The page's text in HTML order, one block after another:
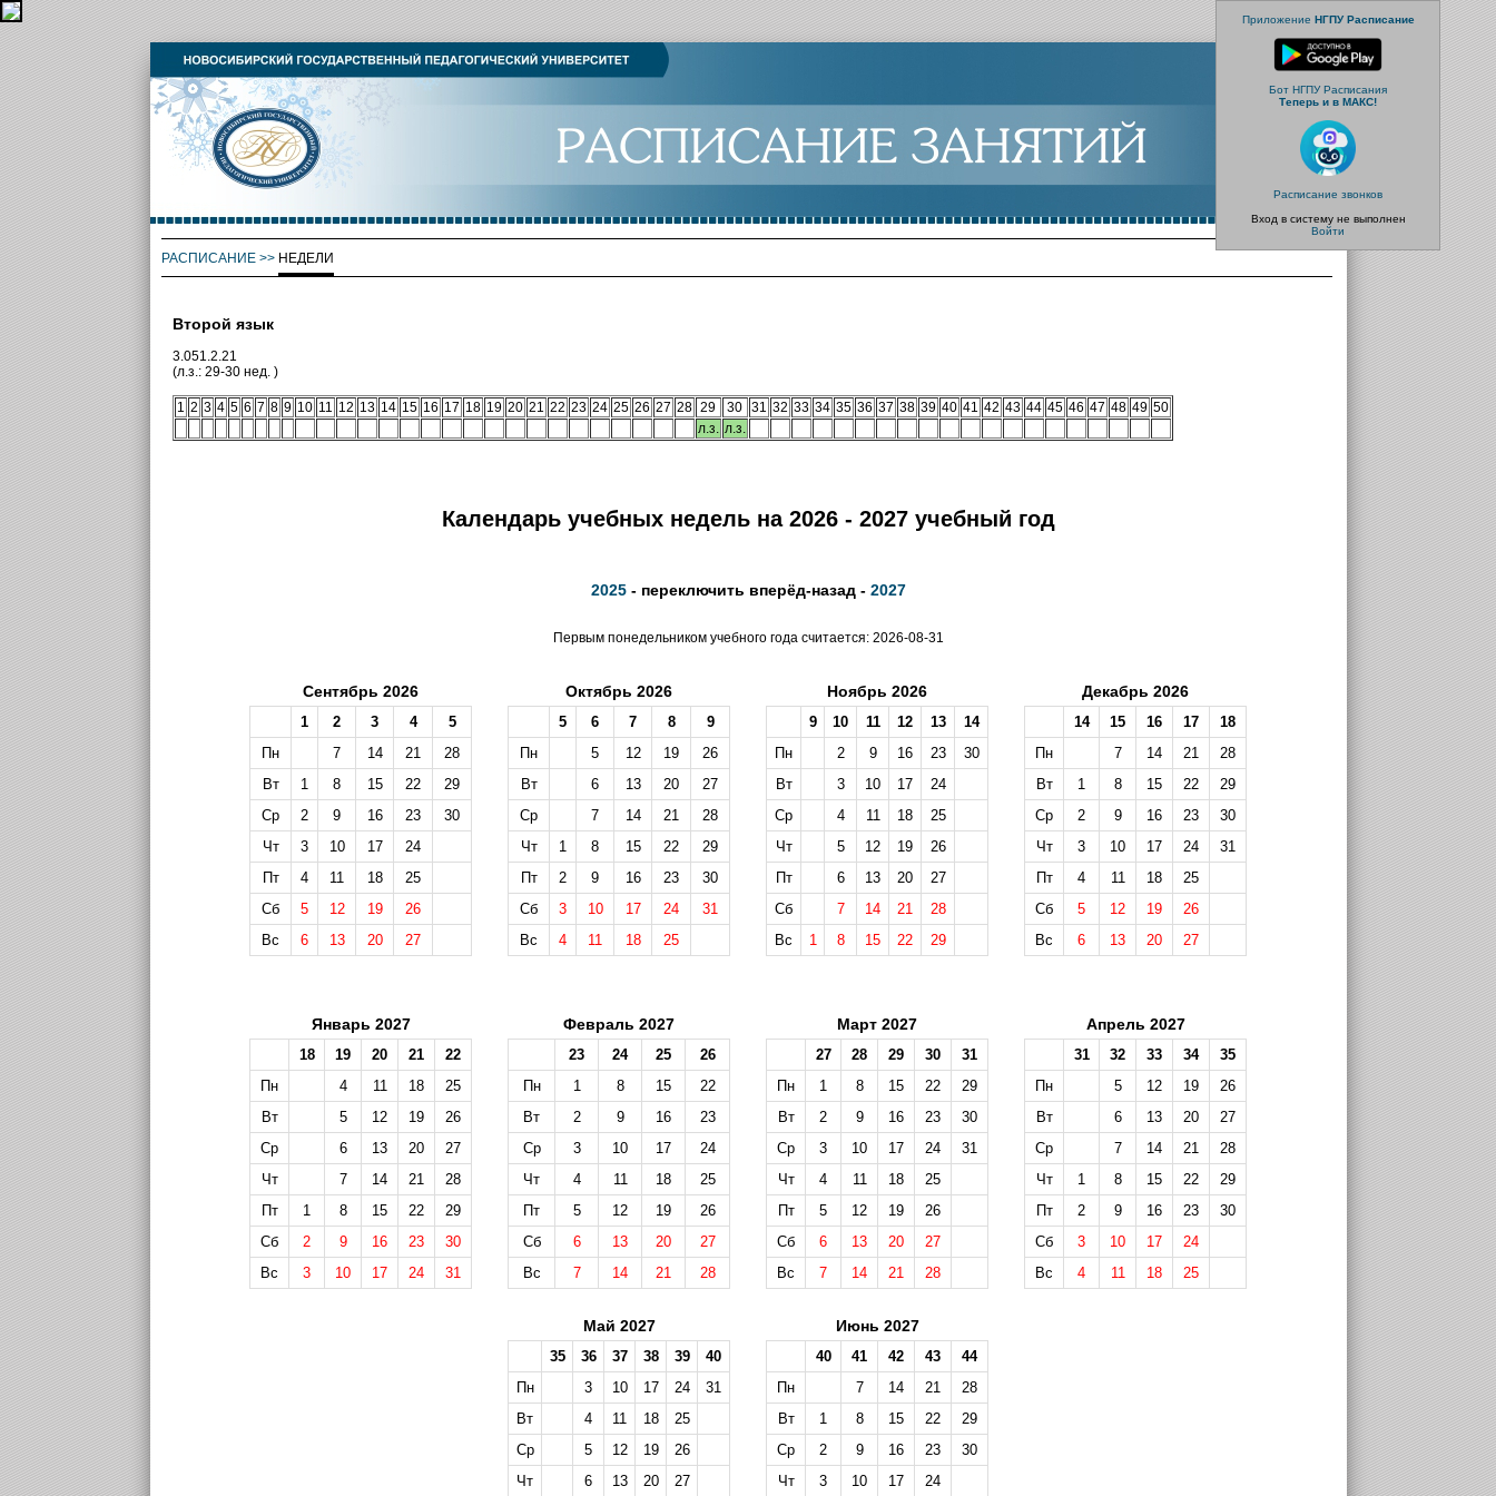
Приложение НГПУ Расписание
Бот НГПУ Расписания
Теперь и в МАКС!
Расписание звонков
Вход в систему не выполнен
Войти
РАСПИСАНИЕ>> НЕДЕЛИ
Второй язык
3.051.2.21
(л.з.: 29-30 нед. )
1 2 3 4 5 6 7 8 9 10 11 12 13 14 15 16 17 18 19 20 21 22 23 24 25 26 27 28 29 30 31 32 33 34 35 36 37 38 39 40 41 42 43 44 45 46 47 48 49 50
л.з. л.з.
Календарь учебных недель на 2026 - 2027 учебный год
2025- переключить вперёд-назад - 2027
Первым понедельником учебного года считается: 2026-08-31
Сентябрь 2026
1 2 3 4
5
Пн
7 14 21
28
Вт
1 8 15 22
29
Ср
2 9 16 23
30
Чт
3 10 17
24
Пт
4 11 18
25
Сб
5 12 19
26
Вс
6 13 20 27
Октябрь 2026
5 6 7 8
9
Пн
5 12 19
26
Вт
6 13 20
27
Ср
7 14 21
28
Чт
1 8 15 22
29
Пт
2 9 16 23
30
Сб
3 10 17 24
31
Вс
4 11 18 25
Ноябрь 2026
9 10 11 12 13
14
Пн
2 9 16 23
30
Вт
3 10 17
24
Ср
4 11 18
25
Чт
5 12 19
26
Пт
6 13 20
27
Сб
7 14 21
28
Вс
1 8 15 22 29
Декабрь 2026
14 15 16 17
18
Пн
7 14 21
28
Вт
1 8 15 22
29
Ср
2 9 16 23
30
Чт
3 10 17 24
31
Пт
4 11 18
25
Сб
5 12 19
26
Вс
6 13 20 27
Январь 2027
18 19 20 21
22
Пн
4 11 18
25
Вт
5 12 19
26
Ср
6 13 20
27
Чт
7 14 21
28
Пт
1 8 15 22
29
Сб
2 9 16 23
30
Вс
3 10 17 24 31
Февраль 2027
23 24 25
26
Пн
1 8 15
22
Вт
2 9 16
23
Ср
3 10 17
24
Чт
4 11 18
25
Пт
5 12 19
26
Сб
6 13 20
27
Вс
7 14 21 28
Март 2027
27 28 29 30
31
Пн
1 8 15 22
29
Вт
2 9 16 23
30
Ср
3 10 17 24
31
Чт
4 11 18
25
Пт
5 12 19
26
Сб
6 13 20
27
Вс
7 14 21 28
Апрель 2027
31 32 33 34
35
Пн
5 12 19
26
Вт
6 13 20
27
Ср
7 14 21
28
Чт
1 8 15 22
29
Пт
2 9 16 23
30
Сб
3 10 17
24
Вс
4 11 18 25
Май 2027
35 36 37 38 39
40
Пн
3 10 17 24
31
Вт
4 11 18
25
Ср
5 12 19
26
Чт
6 13 20 27
Июнь 2027
40 41 42 43
44
Пн
7 14 21
28
Вт
1 8 15 22
29
Ср
2 9 16 23
30
Чт
3 10 17 24